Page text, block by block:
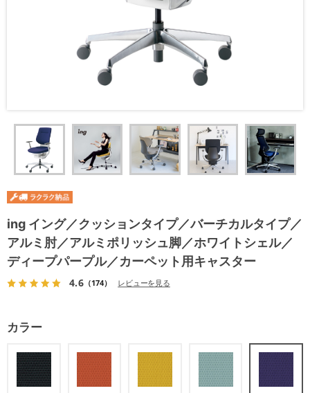
ing イング／クッションタイプ／バーチカルタイプ／
アルミ肘／アルミポリッシュ脚／ホワイトシェル／
ディープパープル／カーペット用キャスター
4.6（174） レビューを見る
カラー